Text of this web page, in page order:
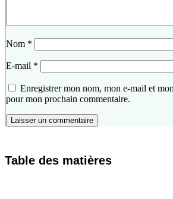
Nom *
E-mail *
Enregistrer mon nom, mon e-mail et
pour mon prochain commentaire.
Table des matières